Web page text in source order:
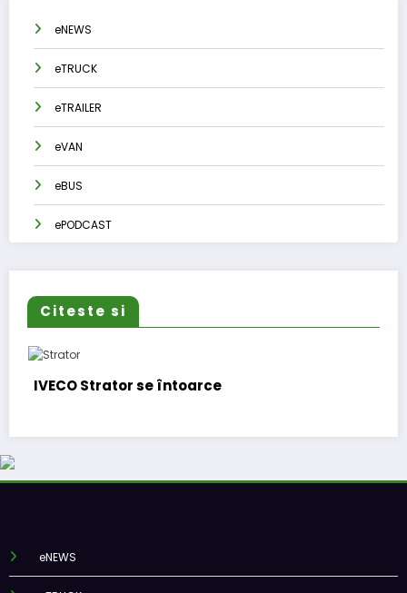
eNEWS
eTRUCK
eTRAILER
eVAN
eBUS
ePODCAST
Citeste si
Strator se întoarce
eNEWS